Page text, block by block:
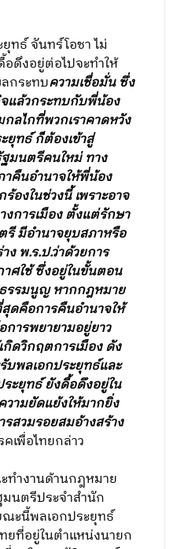
ทธ์ จันทร์โอชา ไม่
ดึงอยู่ต่อไปจะทำให้
กระทบความเชื่อมั่น ซึ่ง
แล้วกระทบกับพี่น้อง
ลไกที่พวกเราคาดหวัง
ทธ์ ก็ต้องเข้าสู่
มนตรีคนใหม่ ทาง
คืนอำนาจให้พี่น้อง
องในช่วงนี้ เพราะอาจ
การเมือง ตั้งแต่รักษา
รี มีอำนาจยุบสภาหรือ
ง พ.ร.ป.ว่าด้วยการ
ศใช้ ซึ่งอยู่ในขั้นตอน
รรมนูญ หากกฎหมาย
ดคือการคืนอำนาจให้
ารพยายามอยู่ยาว
ดวิกฤตการเมือง ดัง
บพลเอกประยุทธ์และ
ะยุทธ์ ยังดื้อดึงอยู่ใน
ามยัดแย้งให้มากยิ่ง
สวมรอยสมอ้างสร้าง
เพื่อไทยกล่าว
ทำงานด้านกฎหมาย
นตรีประจำสำนัก
ะนี้พลเอกประยุทธ์
ยที่อยู่ในตำแหน่งนายก